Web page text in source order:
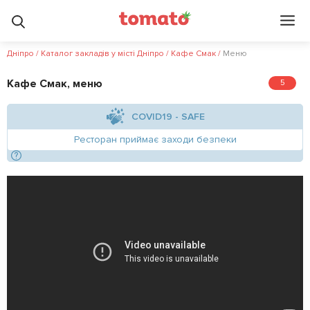
Дніпро / Каталог закладів у місті Дніпро / Кафе Смак / Меню
Кафе Смак, меню 5
COVID19 - SAFE
Ресторан приймає заходи безпеки